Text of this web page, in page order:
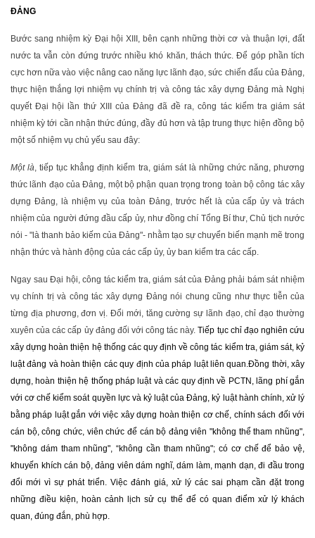
ĐẢNG
Bước sang nhiệm kỳ Đại hội XIII, bên cạnh những thời cơ và thuận lợi, đất
nước ta vẫn còn đứng trước nhiều khó khăn, thách thức. Để góp phần tích
cực hơn nữa vào việc nâng cao năng lực lãnh đạo, sức chiến đấu của Đảng,
thực hiện thắng lợi nhiệm vụ chính trị và công tác xây dựng Đảng mà Nghị
quyết Đại hội lần thứ XIII của Đảng đã đề ra, công tác kiểm tra giám sát
nhiệm kỳ tới cần nhận thức đúng, đầy đủ hơn và tập trung thực hiện đồng bộ
một số nhiệm vụ chủ yếu sau đây:
Một là, tiếp tục khẳng định kiểm tra, giám sát là những chức năng, phương
thức lãnh đạo của Đảng, một bộ phận quan trọng trong toàn bộ công tác xây
dựng Đảng, là nhiệm vụ của toàn Đảng, trước hết là của cấp ủy và trách
nhiệm của người đứng đầu cấp ủy, như đồng chí Tổng Bí thư, Chủ tịch nước
nói - "là thanh bảo kiếm của Đảng"- nhằm tạo sự chuyển biến mạnh mẽ trong
nhận thức và hành động của các cấp ủy, ủy ban kiểm tra các cấp.
Ngay sau Đại hội, công tác kiểm tra, giám sát của Đảng phải bám sát nhiệm
vụ chính trị và công tác xây dựng Đảng nói chung cũng như thực tiễn của
từng địa phương, đơn vị. Đổi mới, tăng cường sự lãnh đạo, chỉ đạo thường
xuyên của các cấp ủy đảng đối với công tác này.Tiếp tục chỉ đạo nghiên cứu
xây dựng hoàn thiện hệ thống các quy định về công tác kiểm tra, giám sát, kỷ
luật đảng và hoàn thiện các quy định của pháp luật liên quan.Đồng thời, xây
dựng, hoàn thiện hệ thống pháp luật và các quy định về PCTN, lãng phí gắn
với cơ chế kiểm soát quyền lực và kỷ luật của Đảng, kỷ luật hành chính, xử lý
bằng pháp luật gắn với việc xây dựng hoàn thiện cơ chế, chính sách đối với
cán bộ, công chức, viên chức để cán bộ đảng viên "không thể tham nhũng",
"không dám tham nhũng", “không cần tham nhũng"; có cơ chế để bảo vệ,
khuyến khích cán bộ, đảng viên dám nghĩ, dám làm, mạnh dạn, đi đầu trong
đổi mới vì sự phát triển. Việc đánh giá, xử lý các sai phạm cần đặt trong
những điều kiện, hoàn cảnh lịch sử cụ thể để có quan điểm xử lý khách
quan, đúng đắn, phù hợp.